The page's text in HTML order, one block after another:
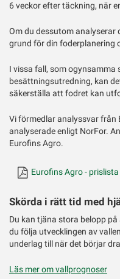
6 veckor efter täckning, när
Om du dessutom
grund för din foderplanering
I vissa fall, som ogynsamma
besättningsutredning, kan
säkerställa att fodret kan
Vi förmedlar analyssvar från
analyserade enligt NorFor.
Eurofins Agro.
Eurofins Agro -
Skörda i rätt tid med
Du kan tjäna stora belopp
du följa utvecklingen av
underlag till när det börjar
Läs mer om vallprognoser